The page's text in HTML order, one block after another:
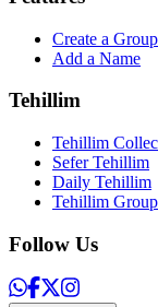
Create a Group
Add a Name
Tehillim
Tehillim
Sefer Tehillim
Daily Tehillim
Tehillim
Follow Us